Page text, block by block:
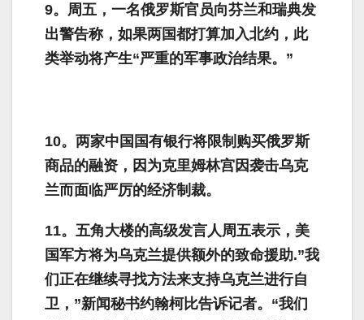
9。周五，一名俄罗斯官员向芬兰和瑞典发
出警告称，如果两国都打算加入北约，此
类举动将产生“严重的军事政治结果。”
10。两家中国国有银行将限制购买俄罗斯
商品的融资，因为克里姆林宫因袭击乌克
兰而面临严厉的经济制裁。
11。五角大楼的高级发言人周五表示，美
国军方将为乌克兰提供额外的致命援助.”我
们正在继续寻找方法来支持乌克兰进行自
卫，”新闻秘书约翰柯比告诉记者。“我们